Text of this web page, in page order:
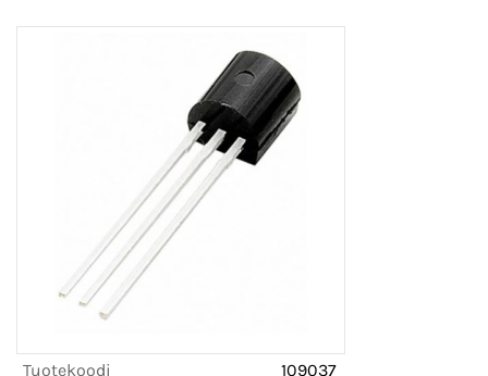
Tuotekoodi
109037